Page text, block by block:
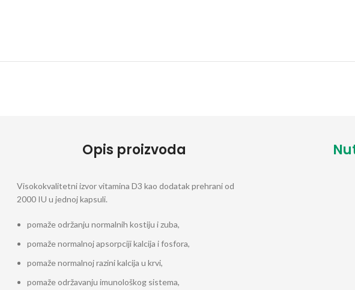
Opis proizvoda
Visokokvalitetni izvor vitamina D3 kao dodatak prehrani od
2000 IU u jednoj kapsuli.
pomaže održanju normalnih kostiju i zuba,
pomaže normalnoj apsorpciji kalcija i fosfora,
pomaže normalnoj razini kalcija u krvi,
pomaže održavanju imunološkog sistema,